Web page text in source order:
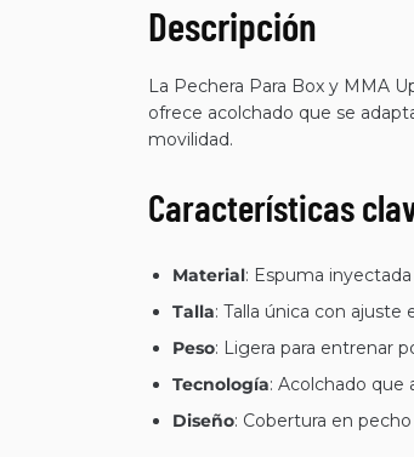
Descripción
La Pechera Para Box y MMA
ofrece acolchado que se
movilidad.
Características
Material: Espuma
Talla: Talla única con
Peso: Ligera para entrenar
Tecnología: Acolchado que
Diseño: Cobertura en